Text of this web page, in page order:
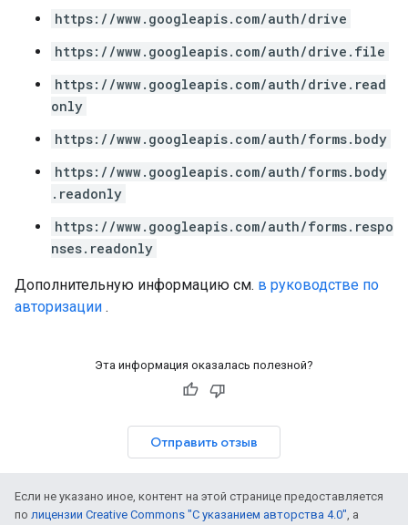
https://www.googleapis.com/auth/drive
https://www.googleapis.com/auth/drive.file
https://www.googleapis.com/auth/drive.read
only
https://www.googleapis.com/auth/forms.body
https://www.googleapis.com/auth/forms.body
.readonly
https://www.googleapis.com/auth/forms.respo
nses.readonly
Дополнительную информацию см. в руководстве по
авторизации .
Эта информация оказалась полезной?
Отправить отзыв
Если не указано иное, контент на этой странице предоставляется
по лицензии Creative Commons "С указанием авторства 4.0", а